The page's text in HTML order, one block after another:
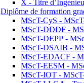
X - Titre
Diplôme de formation
MScT-CyS -
MScT-DDDF -
MScT-DEPP -
MScT-DSAIB -
MScT-EDACF -
MScT-EESM -
MScT-IOT -